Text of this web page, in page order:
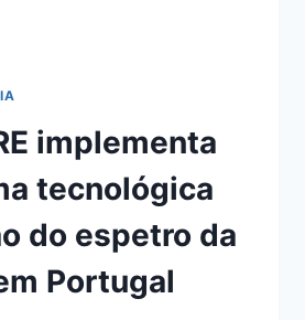
implementa
tecnológica
do espetro da
Portugal